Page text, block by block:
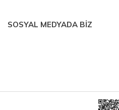
SOSYAL MEDYADA BİZ